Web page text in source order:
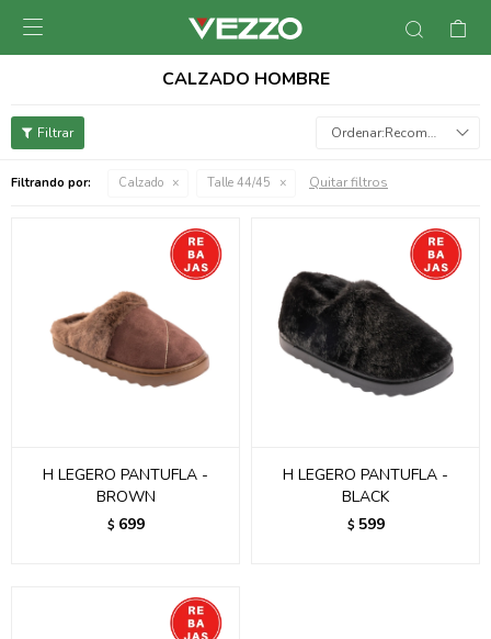

CALZADO HOMBRE
Recomendados
Filtrando por: Calzado Talle 44/45 Quitar filtros
H LEGERO PANTUFLA -
BROWN
$ 699
H LEGERO PANTUFLA -
BLACK
$ 599